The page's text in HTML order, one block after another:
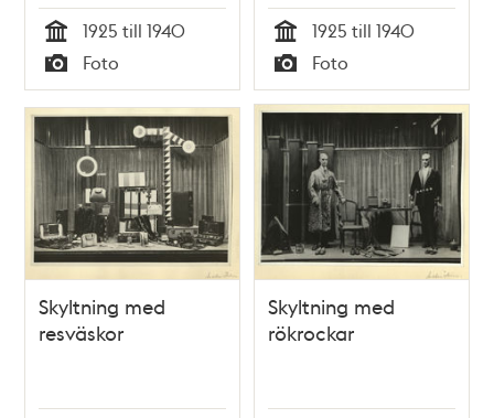
Tid
1925 till 1940
Typ
Foto Tid
1925 till 1940
Typ
Foto
Skyltning med
resväskor
Skyltning med
rökrockar